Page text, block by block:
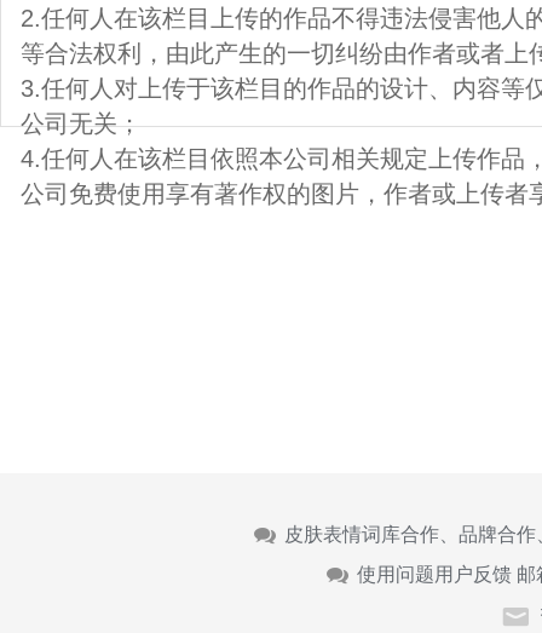
2.任何人在该栏目上传的作品不得违法侵害他人
等合法权利，由此产生的一切纠纷由作者或者上
3.任何人对上传于该栏目的作品的设计、内容等
公司无关；
4.任何人在该栏目依照本公司相关规定上传作品
公司免费使用享有著作权的图片，作者或上传者
皮肤表情词库合作、品牌合
使用问题用户反馈 邮